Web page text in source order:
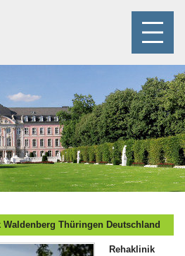
Thüringen Deutschland
Rehaklinik